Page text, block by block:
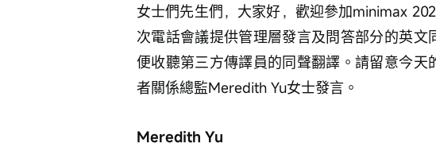
女士們先生們，大家好，歡迎參加minimax
次電話會議提供管理層發言及問答部分的英
便收聽第三方傳譯員的同聲翻譯。請留意今
者關係總監Meredith Yu女士發言。
Meredith Yu